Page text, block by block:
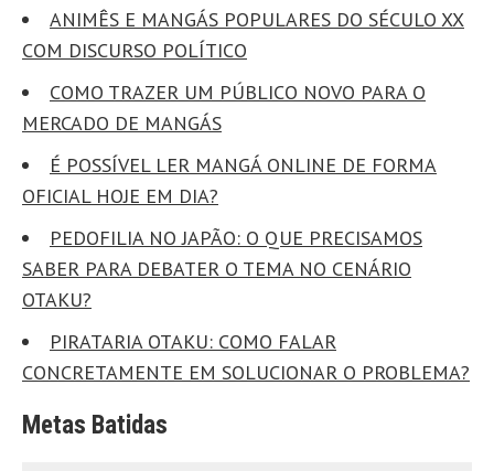
ANIMÊS E MANGÁS POPULARES DO SÉCULO XX
COM DISCURSO POLÍTICO
COMO TRAZER UM PÚBLICO NOVO PARA O
MERCADO DE MANGÁS
É POSSÍVEL LER MANGÁ ONLINE DE FORMA
OFICIAL HOJE EM DIA?
PEDOFILIA NO JAPÃO: O QUE PRECISAMOS
SABER PARA DEBATER O TEMA NO CENÁRIO
OTAKU?
PIRATARIA OTAKU: COMO FALAR
CONCRETAMENTE EM SOLUCIONAR O PROBLEMA?
Metas Batidas